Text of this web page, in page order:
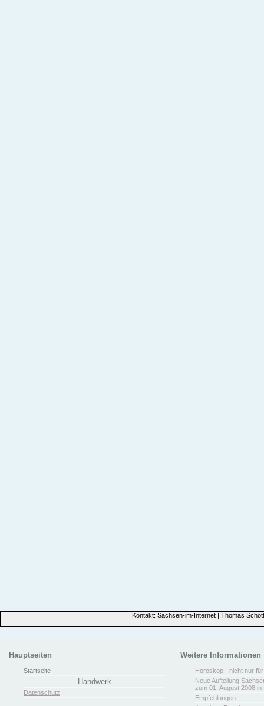
Kontakt: Sachsen-im-Internet | Thomas
Hauptseiten
Startseite
Handwerk
Datenschutz
Weitere Informationen
Horoskop - nicht nur
Neue Aufteilung
zum 01. August 2008 in
Empfehlungen